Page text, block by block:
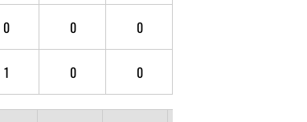
0 0 0
1 0 0